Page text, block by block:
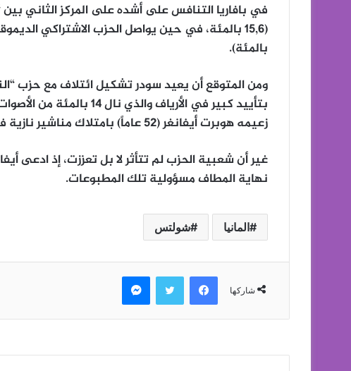
بالمئة).
ومن المتوقع أن يعيد سودر تشكيل ائتلاف مع حزب
بتأييد كبير في الأرياف
زعيمه هوبرت أيفانغر (52 عاماً) بامتلاك مناشير نازية في شبابه خلال الثمانينات.
غير أن شعبية الحزب لم تتأثر لا بل تعززت، إذ
نهاية المطاف مسؤولية تلك المطبوعات.
المانيا شولتس
شاركها
فيسبوك تويتر ماسنجر